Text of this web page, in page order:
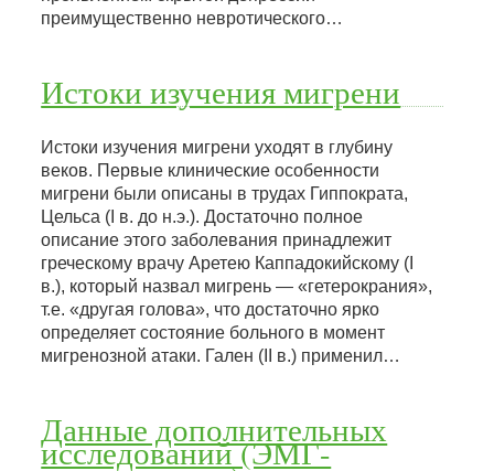
преимущественно невротического…
Истоки изучения мигрени
Истоки изучения мигрени уходят в глубину
веков. Первые клинические особенности
мигрени были описаны в трудах Гиппократа,
Цельса (I в. до н.э.). Достаточно полное
описание этого заболевания принадлежит
греческому врачу Аретею Каппадокийскому (I
в.), который назвал мигрень — «гетерокрания»,
т.е. «другая голова», что достаточно ярко
определяет состояние больного в момент
мигренозной атаки. Гален (II в.) применил…
Данные дополнительных
исследований (ЭМГ-